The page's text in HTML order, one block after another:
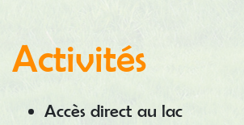
Activités
Accès direct au lac